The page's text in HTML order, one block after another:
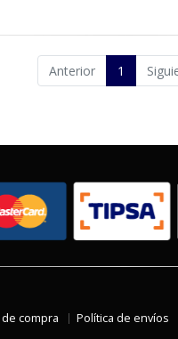
Anterior 1
compra Política de envíos